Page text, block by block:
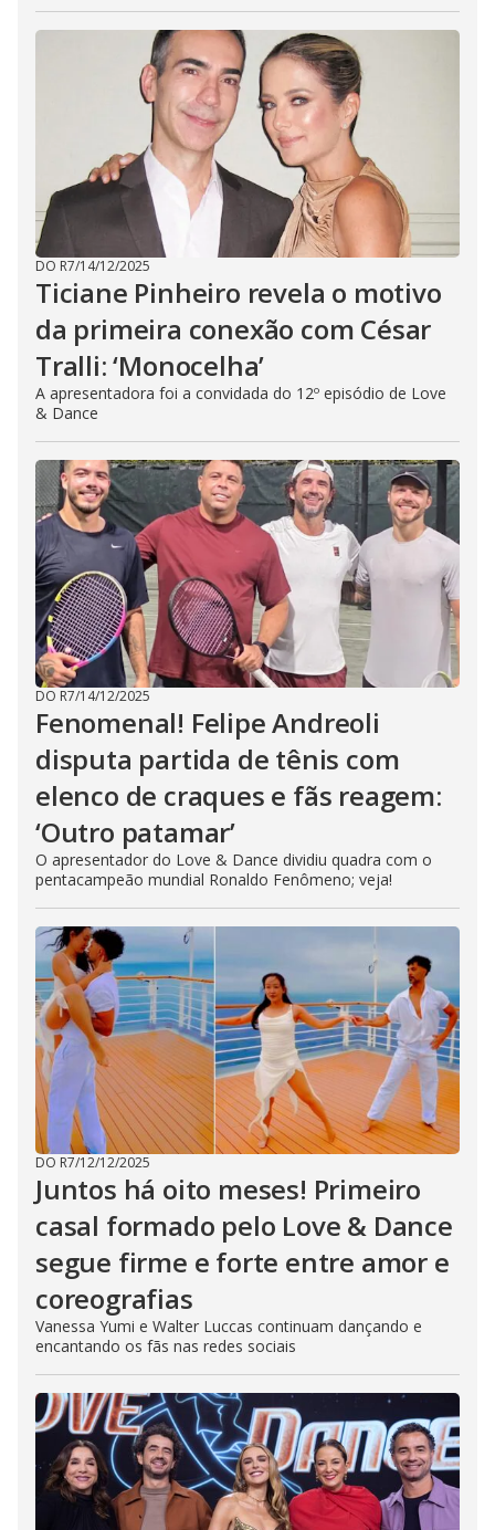
DO R7/14/12/2025
Ticiane Pinheiro revela o motivo
da primeira conexão com César
Tralli: ‘Monocelha’
A apresentadora foi a convidada do 12º episódio de Love
& Dance
DO R7/14/12/2025
Fenomenal! Felipe Andreoli
disputa partida de tênis com
elenco de craques e fãs reagem:
‘Outro patamar’
O apresentador do Love & Dance dividiu quadra com o
pentacampeão mundial Ronaldo Fenômeno; veja!
DO R7/12/12/2025
Juntos há oito meses! Primeiro
casal formado pelo Love & Dance
segue firme e forte entre amor e
coreografias
Vanessa Yumi e Walter Luccas continuam dançando e
encantando os fãs nas redes sociais